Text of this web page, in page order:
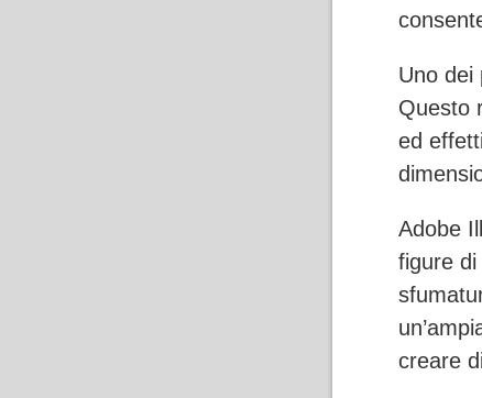
Uno dei
Questo
ed
Adobe
figure
creare